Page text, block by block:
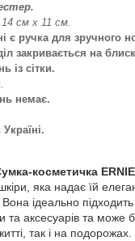
см х 11 см.
є ручка для зручного
закривається на
із сітки.
немає.
косметичка ERNIE
яка надає їй
ідеально
та аксесуарів та може
так і на подорожах.